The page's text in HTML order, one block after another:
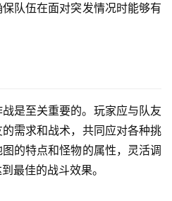
队伍在面对突发情况时能够有
是至关重要的。玩家应与队友
需求和战术，共同应对各种挑
的特点和怪物的属性，灵活调
最佳的战斗效果。